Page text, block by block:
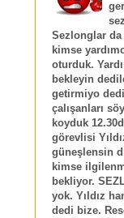
Sezlonglar da
kimse
oturduk.
bekleyin
getirmiyo
çalışanları
koyduk
görevlisi
güneşlensin
kimse
bekliyor.
yok. Yıldız
dedi bize.